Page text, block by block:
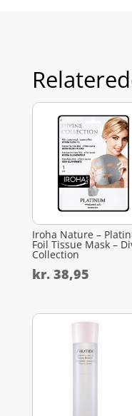
Iroha Nature –
Foil Tissue Mask –
Collection
kr.38,95